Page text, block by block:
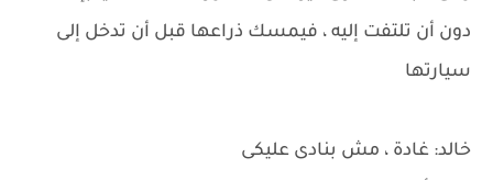
دون أن تلتفت إليه ، فيمسك ذراعها قبل أن تدخل إلى
سيارتها
خالد: غادة ، مش بنادى عليكى